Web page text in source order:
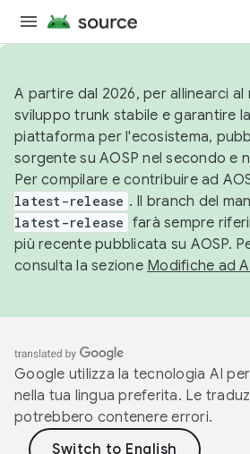
A partire dal 2026, per allinearci
sviluppo trunk stabile e garantire
piattaforma per l'ecosistema,
sorgente su AOSP nel secondo e
Per compilare e contribuire ad
latest-release . Il branch del
latest-release farà sempre
più recente pubblicata su AOSP.
consulta la sezione Modifiche ad
Google utilizza la tecnologia AI
nella tua lingua preferita. Le
potrebbero contenere errori.